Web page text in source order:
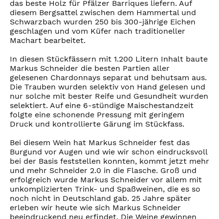
das beste Holz für Pfälzer Barriques liefern. Auf
diesem Bergsattel zwischen dem Hammertal und
Schwarzbach wurden 250 bis 300-jährige Eichen
geschlagen und vom Küfer nach traditioneller
Machart bearbeitet.
In diesen Stückfässern mit 1.200 Litern Inhalt baute
Markus Schneider die besten Partien aller
gelesenen Chardonnays separat und behutsam aus.
Die Trauben wurden selektiv von Hand gelesen und
nur solche mit bester Reife und Gesundheit wurden
selektiert. Auf eine 6-stündige Maischestandzeit
folgte eine schonende Pressung mit geringem
Druck und kontrollierte Gärung im Stückfass.
Bei diesem Wein hat Markus Schneider fest das
Burgund vor Augen und wie wir schon eindrucksvoll
bei der Basis feststellen konnten, kommt jetzt mehr
und mehr Schneider 2.0 in die Flasche. Groß und
erfolgreich wurde Markus Schneider vor allem mit
unkomplizierten Trink- und Spaßweinen, die es so
noch nicht in Deutschland gab. 25 Jahre später
erleben wir heute wie sich Markus Schneider
beeindruckend neu erfindet. Die Weine gewinnen